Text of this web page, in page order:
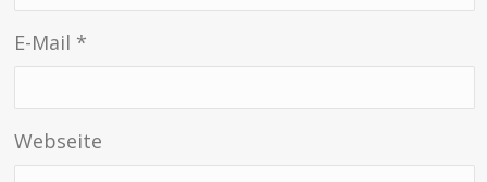
E-Mail *
Webseite